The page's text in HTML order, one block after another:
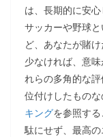
は、長期的に安
サッカーや野球
ど、あなたが賭
少なければ、意
れらの多角的な
位付けしたもの
キングを参照す
駄にせず、最高